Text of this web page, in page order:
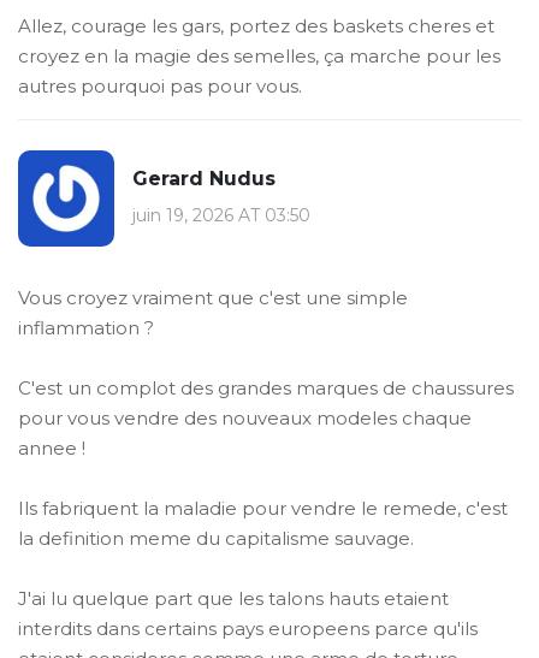
Allez, courage les gars, portez des baskets cheres et
croyez en la magie des semelles, ça marche pour les
autres pourquoi pas pour vous.
Gerard Nudus
juin 19, 2026 AT 03:50
Vous croyez vraiment que c'est une simple
inflammation ?
C'est un complot des grandes marques de chaussures
pour vous vendre des nouveaux modeles chaque
annee !
Ils fabriquent la maladie pour vendre le remede, c'est
la definition meme du capitalisme sauvage.
J'ai lu quelque part que les talons hauts etaient
interdits dans certains pays europeens parce qu'ils